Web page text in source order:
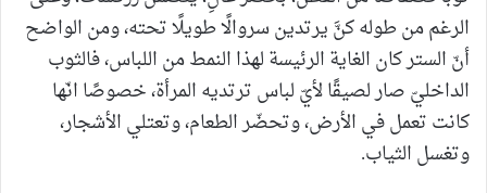
الرغم من طوله كنَّ يرتدين سروالًا طويلًا تحته، ومن الواضح
أنّ الستر كان الغاية الرئيسة لهذا النمط من اللباس، فالثوب
الداخليّ صار لصيقًا لأيّ لباس ترتديه المرأة، خصوصًا انّها
كانت تعمل في الأرض، وتحضّر الطعام، وتعتلي الأشجار،
وتغسل الثياب.